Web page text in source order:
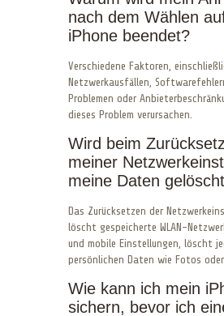
nach dem Wählen
iPhone beendet?
Verschiedene Faktoren,
Netzwerkausfällen,
Problemen oder
dieses Problem verursachen.
Wird beim
meiner
meine Daten
Das Zurücksetzen der
löscht gespeicherte WLAN-
und mobile Einstellungen, löscht
persönlichen Daten wie Fotos
Wie kann ich mein
sichern, bevor ich